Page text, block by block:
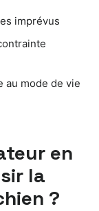
imprévus
au mode de vie
en
la
?